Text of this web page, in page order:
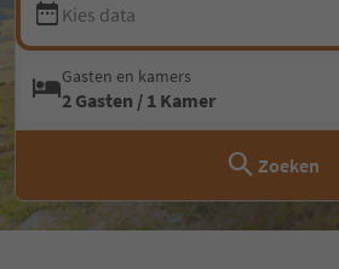
Kies data
Gasten en kamers
2 Gasten / 1 Kamer
Zoeken